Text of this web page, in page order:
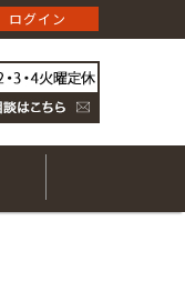
ログイン